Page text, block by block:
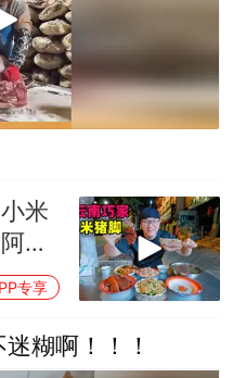
米
星
专享
糊啊！！！